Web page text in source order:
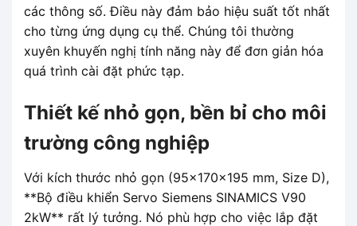
các thông số. Điều này đảm bảo hiệu suất tốt nhất
cho từng ứng dụng cụ thể. Chúng tôi thường
xuyên khuyến nghị tính năng này để đơn giản hóa
quá trình cài đặt phức tạp.
Thiết kế nhỏ gọn, bền bỉ cho môi
trường công nghiệp
Với kích thước nhỏ gọn (95x170x195 mm, Size D),
**Bộ điều khiển Servo Siemens SINAMICS V90
2kW** rất lý tưởng. Nó phù hợp cho việc lắp đặt